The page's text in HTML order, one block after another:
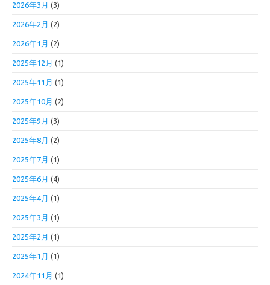
2026年3月 (3)
2026年2月 (2)
2026年1月 (2)
2025年12月 (1)
2025年11月 (1)
2025年10月 (2)
2025年9月 (3)
2025年8月 (2)
2025年7月 (1)
2025年6月 (4)
2025年4月 (1)
2025年3月 (1)
2025年2月 (1)
2025年1月 (1)
2024年11月 (1)